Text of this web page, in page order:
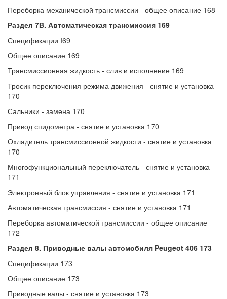
Переборка механической трансмиссии - общее описание 168
Раздел 7В. Автоматическая трансмиссия 169
Спецификации I69
Общее описание 169
Трансмиссионная жидкость - слив и исполнение 169
Тросик переключения режима движения - снятие и установка
170
Сальники - замена 170
Привод спидометра - снятие и установка 170
Охладитель трансмиссионной жидкости - снятие и установка
170
Многофункциональный переключатель - снятие и установка
171
Электронный блок управления - снятие и установка 171
Автоматическая трансмиссия - снятие и установка 171
Переборка автоматической трансмиссии - общее описание
172
Раздел 8. Приводные валы автомобиля Peugeot 406 173
Спецификации 173
Общее описание 173
Приводные валы - снятие и установка 173